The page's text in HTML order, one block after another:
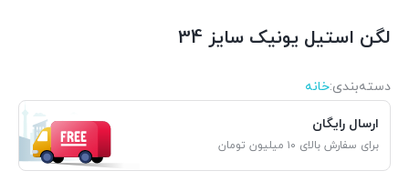
لگن استيل يونيک سايز 34
دسته‌بندی‌:خانه
ارسال رایگان
برای سفارش بالای ۱۰ میلیون تومان